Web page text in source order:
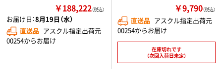
￥188,222（税込）
お届け日：8月19日（水）
直送品 アスクル指定出荷元
00254からお届け
￥9,790（税込）
直送品 アスクル指定出荷元
00254からお届け
在庫切れです
（次回入荷日未定）